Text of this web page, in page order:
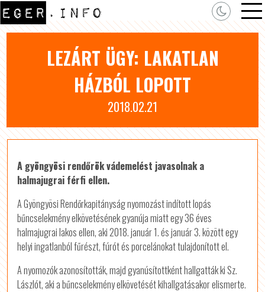
LEZÁRT ÜGY: LAKATLAN
HÁZBÓL LOPOTT
2018.02.21
A gyöngyösi rendőrök vádemelést javasolnak a
halmajugrai férfi ellen.
A Gyöngyösi Rendőrkapitányság nyomozást indított lopás
bűncselekmény elkövetésének gyanúja miatt egy 36 éves
halmajugrai lakos ellen, aki 2018. január 1. és január 3. között egy
helyi ingatlanból fűrészt, fúrót és porcelánokat tulajdonított el.
A nyomozók azonosították, majd gyanúsítottként hallgatták ki Sz.
Lászlót, aki a bűncselekmény elkövetését kihallgatásakor elismerte.